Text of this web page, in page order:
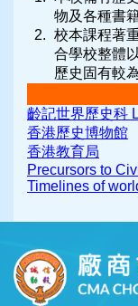
物及各種書
校本課程著
合學校整體
歷史固有較
齡記世界歷史科
香港歷史博物館
香港教育局
Precursors to
Timelines of